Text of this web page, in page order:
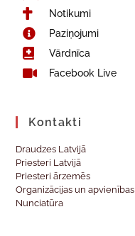
Notikumi
Paziņojumi
Vārdnīca
Facebook Live
Kontakti
Draudzes Latvijā
Priesteri Latvijā
Priesteri ārzemēs
Organizācijas un apvienības
Nunciatūra